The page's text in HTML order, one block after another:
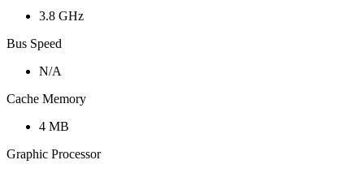
3.8 GHz
Bus Speed
N/A
Cache Memory
4 MB
Graphic Processor